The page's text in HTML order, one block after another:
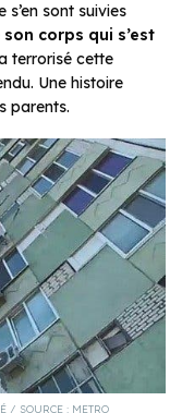
sont suivies
son corps qui s’est
terrorisé cette
Une histoire
parents.
/ SOURCE : METRO